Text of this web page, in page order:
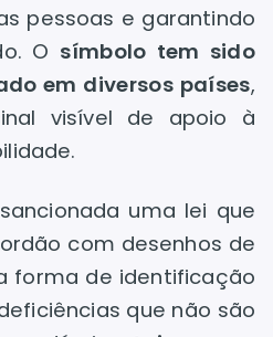
pessoas e garantindo
O símbolo tem sido
em diversos países,
visível de apoio à
uma lei que
com desenhos de
forma de identificação
que não são